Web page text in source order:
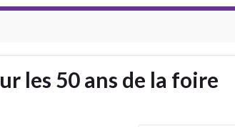
les 50 ans de la foire